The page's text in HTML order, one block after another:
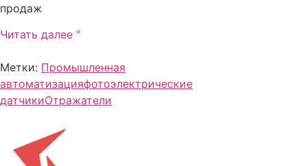
продаж
Читать далее "
Метки: Промышленная
автоматизацияфотоэлектрические
датчикиОтражатели